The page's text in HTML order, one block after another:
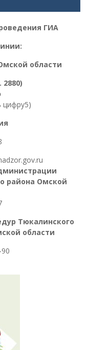
ГИА
области
2880)
цифру5)
района Омской
Тюкалинского
области